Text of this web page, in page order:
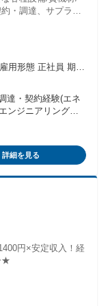
・調達、サプライ
当（会社規定に基
支給） 試用期
達・契約経験(エネ
ンジニアリング、
も可）) ■サプ
) 【望ましい経験・
契約等の調達もしく
用経験 ■国内外のプ
・資格
詳細を見る
円×安定収入！経
★